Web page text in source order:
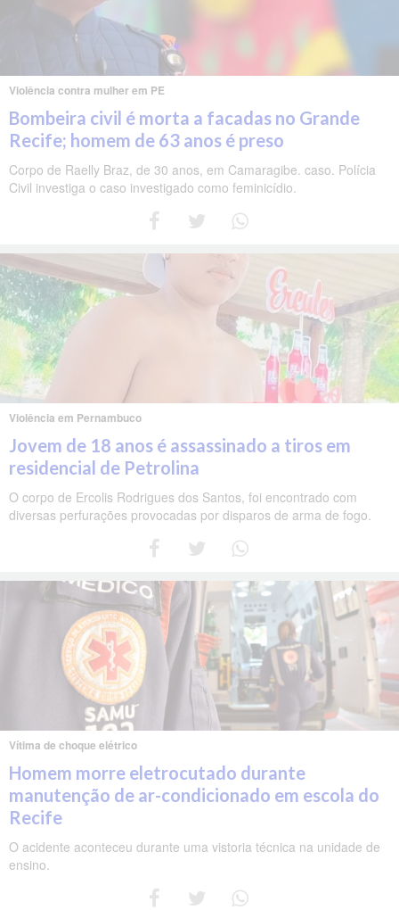
Violência contra mulher em PE
Bombeira civil é morta a facadas no Grande
Recife; homem de 63 anos é preso
Corpo de Raelly Braz, de 30 anos, em Camaragibe. caso. Polícia
Civil investiga o caso investigado como feminicídio.
Violência em Pernambuco
Jovem de 18 anos é assassinado a tiros em
residencial de Petrolina
O corpo de Ercolis Rodrigues dos Santos, foi encontrado com
diversas perfurações provocadas por disparos de arma de fogo.
Vítima de choque elétrico
Homem morre eletrocutado durante
manutenção de ar-condicionado em escola do
Recife
O acidente aconteceu durante uma vistoria técnica na unidade de
ensino.